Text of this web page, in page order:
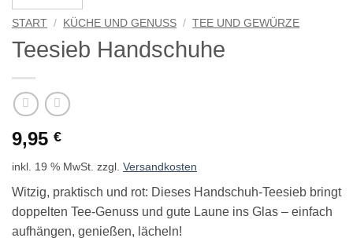
START / KÜCHE UND GENUSS / TEE UND GEWÜRZE
Teesieb Handschuhe
9,95 €
inkl. 19 % MwSt. zzgl. Versandkosten
Witzig, praktisch und rot: Dieses Handschuh-Teesieb bringt
doppelten Tee-Genuss und gute Laune ins Glas – einfach
aufhängen, genießen, lächeln!